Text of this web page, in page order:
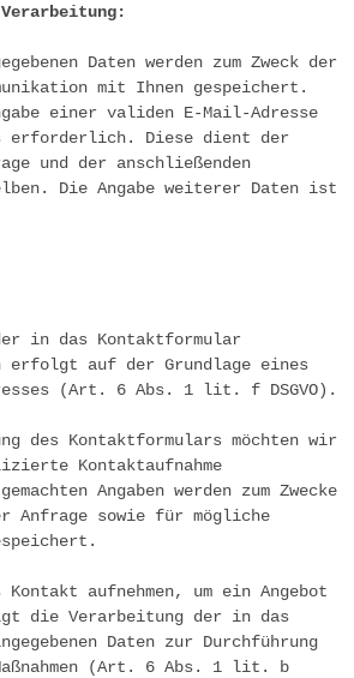
Daten werden zum Zweck der
mit Ihnen gespeichert.
einer validen E-Mail-Adresse
erforderlich. Diese dient der
und der anschließenden
Die Angabe weiterer Daten ist
in das Kontaktformular
erfolgt auf der Grundlage eines
(Art. 6 Abs. 1 lit. f DSGVO).
des Kontaktformulars möchten wir
Kontaktaufnahme
Angaben werden zum Zwecke
Anfrage sowie für mögliche
aufnehmen, um ein Angebot
die Verarbeitung der in das
Daten zur Durchführung
(Art. 6 Abs. 1 lit. b